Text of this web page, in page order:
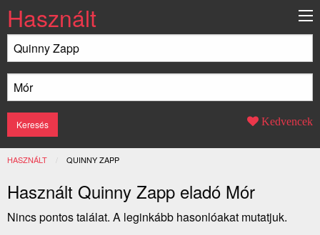
Használt
Kedvencek
HASZNÁLT JELENLEGI:
QUINNY ZAPP
Használt Quinny Zapp eladó Mór
Nincs pontos találat. A leginkább hasonlóakat mutatjuk.